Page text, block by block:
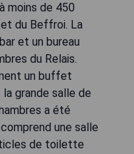
moins de 450
du Beffroi. La
et un bureau
du Relais.
un buffet
grande salle de
a été
une salle
de toilette